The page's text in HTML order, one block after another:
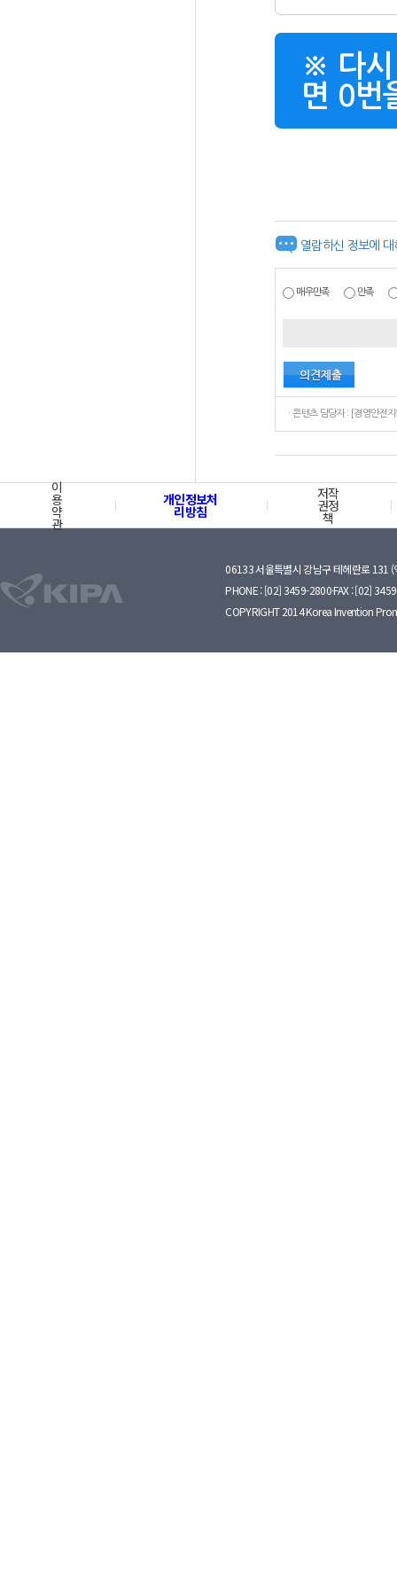
※ 다시
면 0번
열람하신 정보에
매우만족 만족
이
용
약
관
개인정보처
리방침
저작
권정
책
06133 서울특별시 강남구 테헤란로 131 (
PHONE : [02] 3459-2800·FAX : [02]
COPYRIGHT 2014 Korea Invention